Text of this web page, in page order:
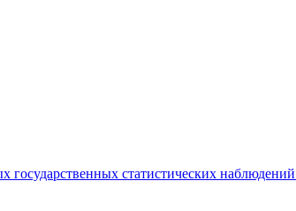
статистических